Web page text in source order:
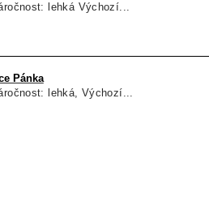
lehká Výchozí...
Pánka
lehká, Výchozí...